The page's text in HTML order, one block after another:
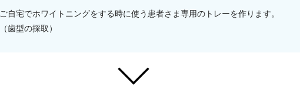
ご自宅でホワイトニングをする時に使う患者さま専用のトレーを作ります。
（歯型の採取）